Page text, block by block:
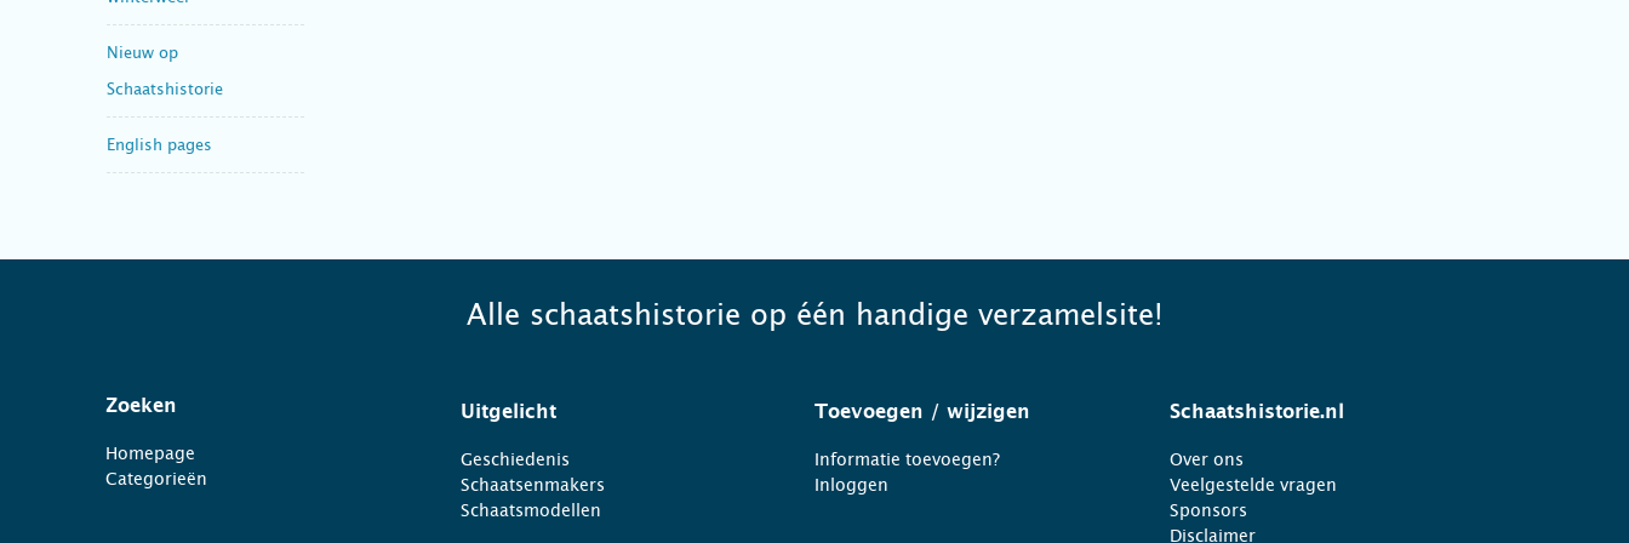
Nieuw op
Schaatshistorie
English pages
Alle schaatshistorie op één handige verzamelsite!
Zoeken
Homepage
Categorieën
Uitgelicht
Geschiedenis
Schaatsenmakers
Schaatsmodellen
Toevoegen / wijzigen
Informatie toevoegen?
Inloggen
Schaatshistorie.nl
Over ons
Veelgestelde vragen
Sponsors
Disclaimer